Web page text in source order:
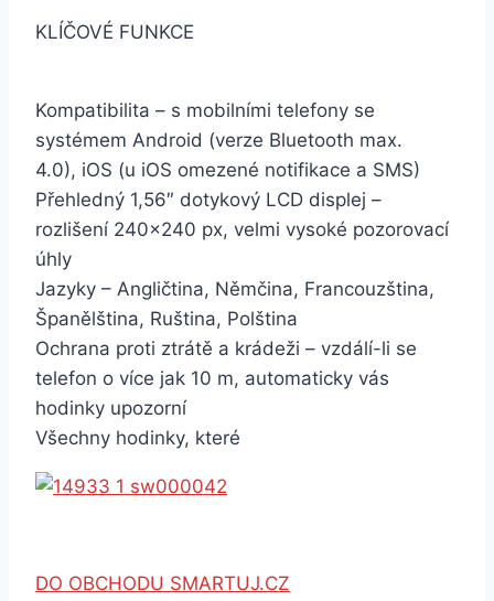
KLÍČOVÉ FUNKCE
Kompatibilita – s mobilními telefony se
systémem Android (verze Bluetooth max.
4.0), iOS (u iOS omezené notifikace a SMS)
Přehledný 1,56″ dotykový LCD displej –
rozlišení 240×240 px, velmi vysoké pozorovací
úhly
Jazyky – Angličtina, Němčina, Francouzština,
Španělština, Ruština, Polština
Ochrana proti ztrátě a krádeži – vzdálí-li se
telefon o více jak 10 m, automaticky vás
hodinky upozorní
Všechny hodinky, které
DO OBCHODU SMARTUJ.CZ